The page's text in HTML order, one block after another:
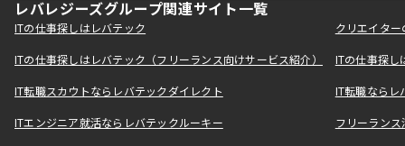
レバレジーズグループ関連サイト一覧
ITの仕事探しはレバテック クリエイタ
ITの仕事探しはレバテック（フリーランス向けサービス紹介） ITの仕事探
IT転職スカウトならレバテックダイレクト IT転職なら
ITエンジニア就活ならレバテックルーキー フリーラン